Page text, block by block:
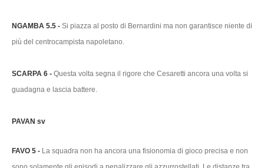
NGAMBA 5.5 - Si piazza al posto di Bernardini ma non garantisce niente di
più del centrocampista napoletano.
SCARPA 6 - Questa volta segna il rigore che Cesaretti ancora una volta si
guadagna e lascia battere.
PAVAN sv
FAVO 5 - La squadra non ha ancora una fisionomia di gioco precisa e non